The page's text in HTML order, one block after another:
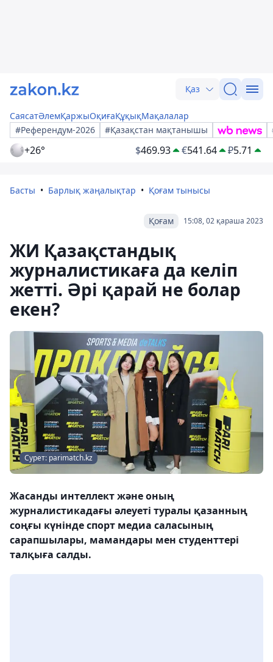
Қаз
СаясатӘлемҚаржыОқиғаҚұқықМақалалар
#Референдум-2026
#Қазақстан мақтанышы
+26° $469.93 €541.64 ₽5.71
Басты Барлық жаңалықтар Қоғам тынысы
15:08, 02 қараша 2023
Қоғам
ЖИ Қазақстандық
журналистикаға да келіп
жетті. Әрі қарай не болар
екен?
Сурет: parimatch.kz
Жасанды интеллект және оның
журналистикадағы әлеуеті туралы қазанның
соңғы күнінде спорт медиа саласының
сарапшылары, мамандары мен студенттері
талқыға салды.